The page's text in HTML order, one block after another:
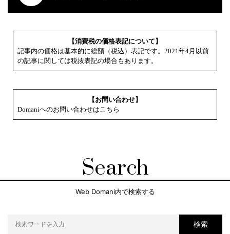
【消費税の価格表記について】
記事内の価格は基本的に総額（税込）表記です。2021年4月以前
の記事に関しては税抜表記の場合もあります。
【お問い合わせ】
Domaniへのお問い合わせはこちら
Search
Web Domani内で検索する
検索